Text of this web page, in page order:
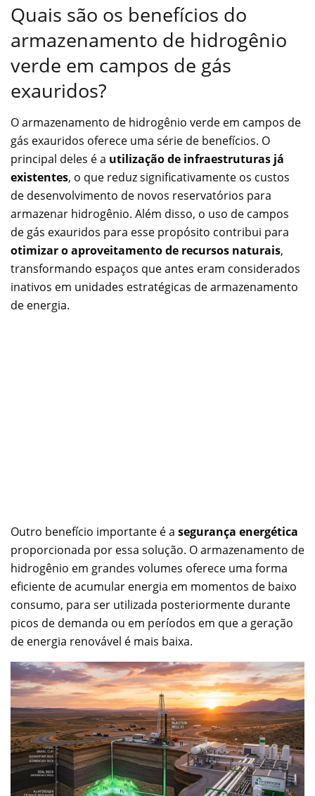
Quais são os benefícios do
armazenamento de hidrogênio
verde em campos de gás
exauridos?
O armazenamento de hidrogênio verde em campos de
gás exauridos oferece uma série de benefícios. O
principal deles é a utilização de infraestruturas já
existentes, o que reduz significativamente os custos
de desenvolvimento de novos reservatórios para
armazenar hidrogênio. Além disso, o uso de campos
de gás exauridos para esse propósito contribui para
otimizar o aproveitamento de recursos naturais,
transformando espaços que antes eram considerados
inativos em unidades estratégicas de armazenamento
de energia.
Outro benefício importante é a segurança energética
proporcionada por essa solução. O armazenamento de
hidrogênio em grandes volumes oferece uma forma
eficiente de acumular energia em momentos de baixo
consumo, para ser utilizada posteriormente durante
picos de demanda ou em períodos em que a geração
de energia renovável é mais baixa.